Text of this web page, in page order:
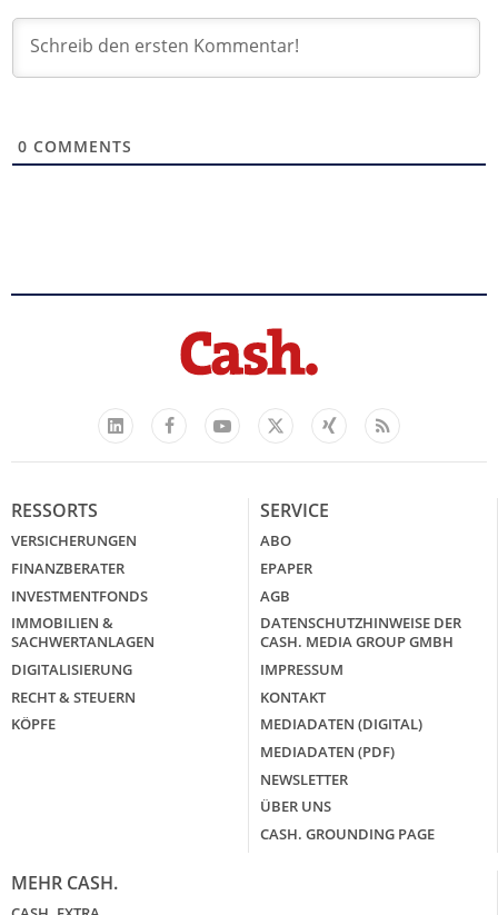
0 COMMENTS
LinkedIn
FacebookYouTube
X
Xing Feed
RESSORTS
VERSICHERUNGEN
FINANZBERATER
INVESTMENTFONDS
IMMOBILIEN &
SACHWERTANLAGEN
DIGITALISIERUNG
RECHT & STEUERN
KÖPFE
SERVICE
ABO
EPAPER
AGB
DATENSCHUTZHINWEISE DER
CASH. MEDIA GROUP GMBH
IMPRESSUM
KONTAKT
MEDIADATEN (DIGITAL)
MEDIADATEN (PDF)
NEWSLETTER
ÜBER UNS
CASH. GROUNDING PAGE
MEHR CASH.